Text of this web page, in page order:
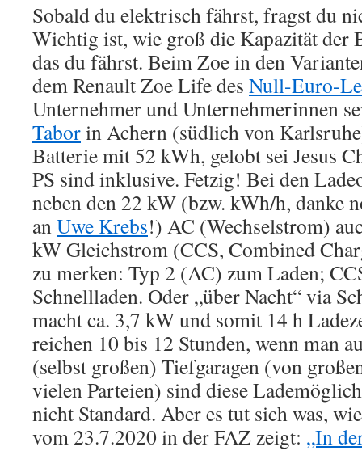
Sobald du elektrisch fährst, fragst du
Wichtig ist, wie groß die Kapazität der
das du fährst. Beim Zoe in den
dem Renault Zoe Life des Null-Euro-
Unternehmer und Unternehmerinnen
Taborin Achern (südlich von
Batterie mit 52 kWh, gelobt sei Jesus
PS sind inklusive. Fetzig! Bei den
neben den 22 kW (bzw. kWh/h, danke
anUwe Krebs!) AC (Wechselstrom)
kW Gleichstrom (CCS, Combined
zu merken: Typ 2 (AC) zum Laden;
Schnellladen. Oder „über Nacht“ via
macht ca. 3,7 kW und somit 14 h
reichen 10 bis 12 Stunden, wenn man
(selbst großen) Tiefgaragen (von
vielen Parteien) sind diese
nicht Standard. Aber es tut sich was,
vom 23.7.2020 in der FAZ zeigt: „In